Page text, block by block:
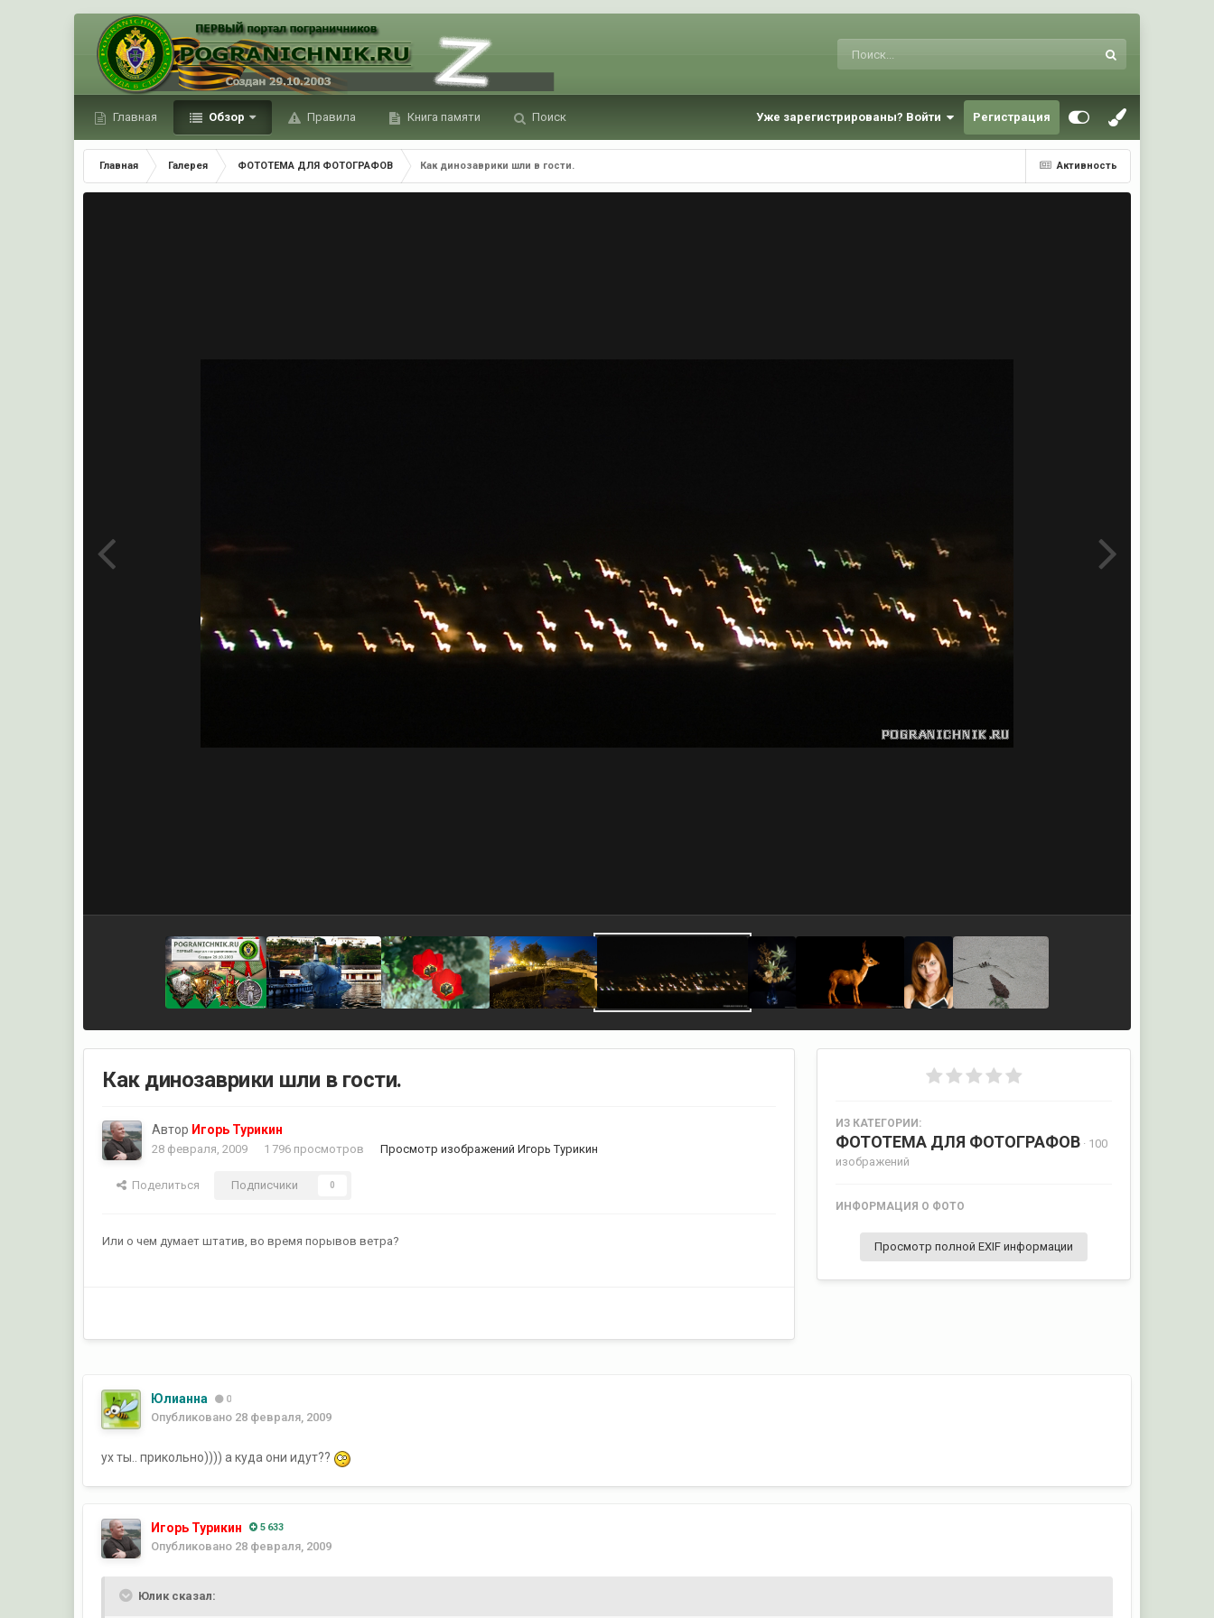
Главная Обзор Правила Книга памяти Поиск Уже зарегистрированы? Войти Регистрация
Активность
Главная Галерея ФОТОТЕМА ДЛЯ ФОТОГРАФОВ Как динозаврики шли в гости.
Как динозаврики шли в гости.
Автор Игорь Турикин
28 февраля, 2009 1 796 просмотров Просмотр изображений Игорь Турикин
Поделиться Подписчики 0
Или о чем думает штатив, во время порывов ветра?
ИЗ КАТЕГОРИИ:
ФОТОТЕМА ДЛЯ ФОТОГРАФОВ · 100
изображений
ИНФОРМАЦИЯ О ФОТО
Просмотр полной EXIF информации
Юлианна 0
Опубликовано 28 февраля, 2009
ух ты.. прикольно)))) а куда они идут??
Игорь Турикин 5 633
Опубликовано 28 февраля, 2009
Юлик сказал: